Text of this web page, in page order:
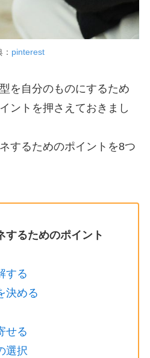
pinterest
を自分のものにするため
ントを押さえておきまし
するためのポイントを8つ
するためのポイント
する
決める
せる
選択